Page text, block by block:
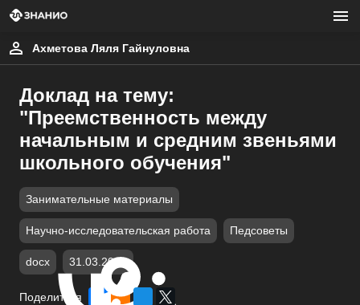
Ахметова Ляля Гайнуловна
Доклад на тему:
"Преемственность между
начальным и средним звеньями
школьного обучения"
Занимательные материалы
Научно-исследовательская работа Педсоветы
docx 31.03.2017
Поделиться